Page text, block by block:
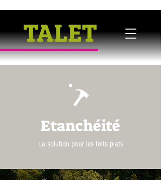
Etanchéité
La solution pour les toits plats